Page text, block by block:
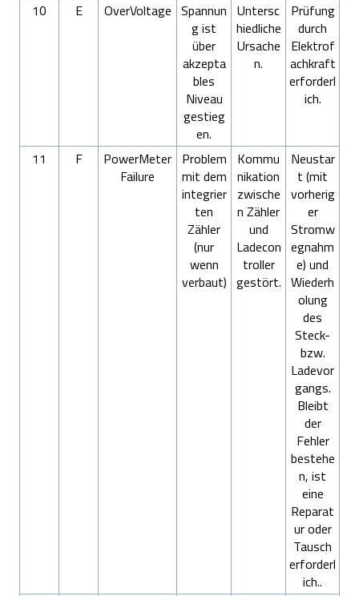
10 E OverVoltage Spannun
g ist
über
akzepta
bles
Niveau
gestieg
en.
Untersc
hiedliche
Ursache
n.
Prüfung
durch
Elektrof
achkraft
erforderl
ich.
11 F
PowerMeter
Failure
Problem
mit dem
integrier
ten
Zähler
(nur
wenn
verbaut)
Kommu
nikation
zwische
n Zähler
und
Ladecon
troller
gestört.
Neustar
t (mit
vorherig
er
Stromw
egnahm
e) und
Wiederh
olung
des
Steck-
bzw.
Ladevor
gangs.
Bleibt
der
Fehler
bestehe
n, ist
eine
Reparat
ur oder
Tausch
erforderl
ich..